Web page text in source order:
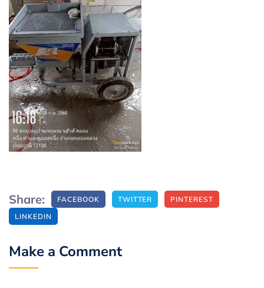
Share: FACEBOOK TWITTER
PINTEREST
LINKEDIN
Make a Comment